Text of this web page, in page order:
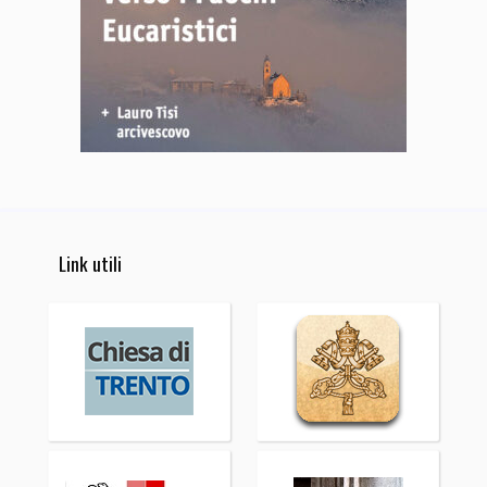
Link utili